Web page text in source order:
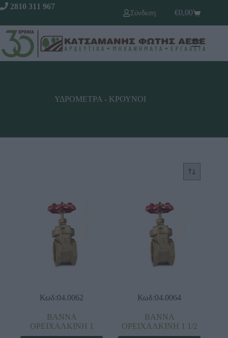
2810 311 967
Σύνδεση
€0,00
ΥΔΡΟΜΕΤΡΑ - ΚΡΟΥΝΟΙ
Κωδ:04.0062
ΒΑΝΝΑ
ΟΡΕΙΧΑΛΚΙΝΗ 1
Κωδ:04.0064
ΒΑΝΝΑ
ΟΡΕΙΧΑΛΚΙΝΗ 1 1/2